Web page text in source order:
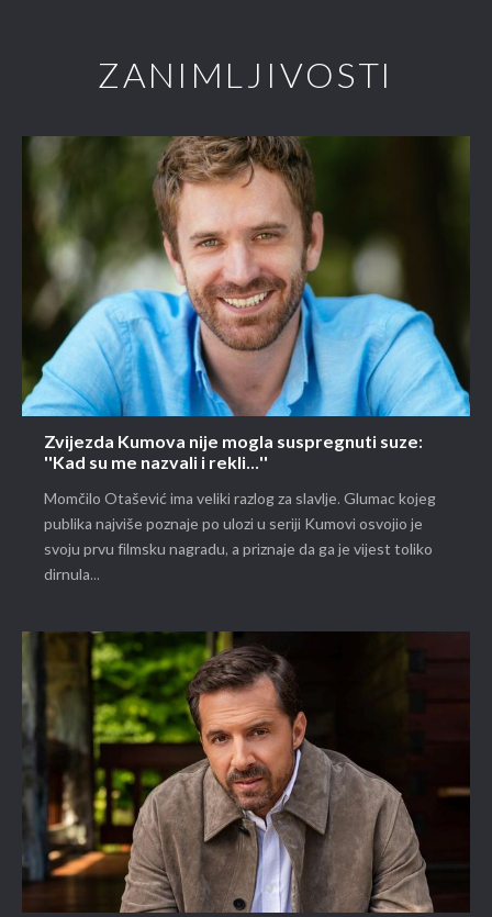
ZANIMLJIVOSTI
Zvijezda Kumova nije mogla suspregnuti suze:
''Kad su me nazvali i rekli...''
Momčilo Otašević ima veliki razlog za slavlje. Glumac kojeg
publika najviše poznaje po ulozi u seriji Kumovi osvojio je
svoju prvu filmsku nagradu, a priznaje da ga je vijest toliko
dirnula...